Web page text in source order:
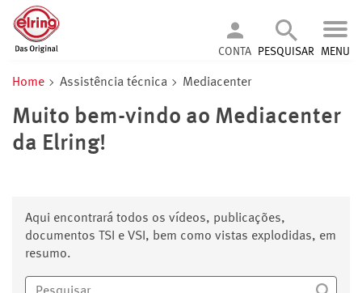
CONTA PESQUISAR MENU
Home Assistência técnica Mediacenter
Muito bem-vindo ao Mediacenter
da Elring!
Aqui encontrará todos os vídeos, publicações,
documentos TSI e VSI, bem como vistas explodidas, em
resumo.